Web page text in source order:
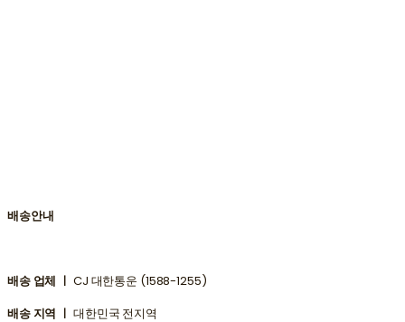
배송안내
배송 업체 ㅣ CJ 대한통운 (1588-1255)
배송 지역 ㅣ 대한민국 전지역